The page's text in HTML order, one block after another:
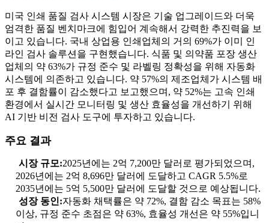
미국 인쇄 품질 검사 시스템 시장은 기술 업그레이드와 더욱
엄격한 품질 벤치마크에 힘입어 계속해서 강력한 추진력을 보
이고 있습니다. 국내 상업용 인쇄업체의 거의 69%가 이미 인
라인 검사 솔루션을 구현했습니다. 식품 및 의약품 포장 생산
업체의 약 63%가 규정 준수 및 라벨링 정확성을 위해 자동화
시스템에 의존하고 있습니다. 약 57%의 제조업체가 시스템 배
포 후 결함률이 감소했다고 보고했으며, 약 52%는 고속 인쇄
환경에서 실시간 모니터링 및 생산 효율성을 개선하기 위해
AI 기반 비전 검사 도구에 투자하고 있습니다.
주요 결과
시장 규모:2025년에는 2억 7,200만 달러로 평가되었으며,
2026년에는 2억 8,696만 달러에 도달하고 CAGR 5.5%로
2035년에는 5억 5,500만 달러에 도달할 것으로 예상됩니다.
성장 동인:자동화 채택률은 약 72%, 결함 감소 목표는 58%
이상, 규정 준수 초점은 약 63%, 효율성 개선은 약 55%입니